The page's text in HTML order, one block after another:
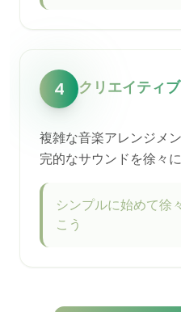
4 クリエイティ
複雑な音楽アレンジメ
完的なサウンドを徐々
シンプルに始めて徐
こう